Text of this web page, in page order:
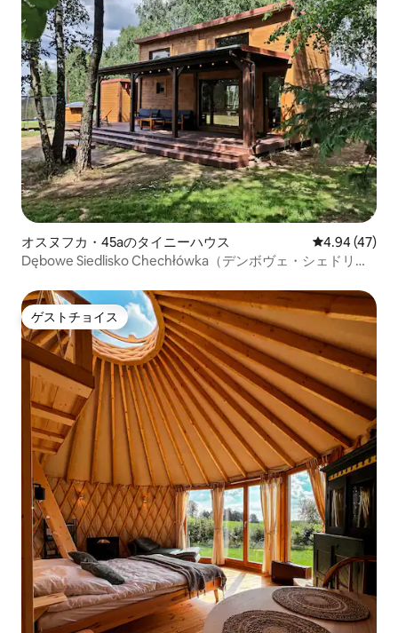
オスヌフカ・45aのタイニーハウス レビュー47
4.94 (47)
Dębowe Siedlisko Chechłówka（デンボヴェ・シェドリス
ゲストチョイス
ゲストチョイス